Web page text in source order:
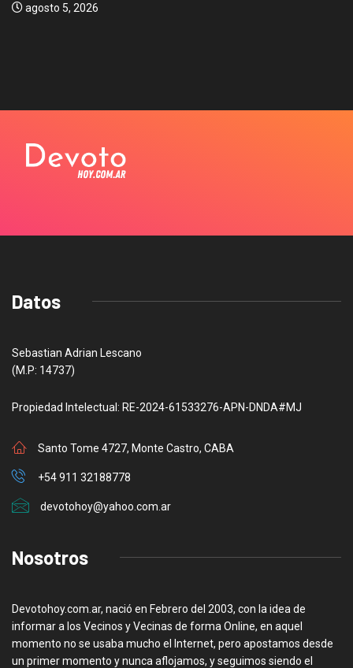
agosto 5, 2026
Datos
Sebastian Adrian Lescano
(M.P: 14737)
Propiedad Intelectual: RE-2024-61533276-APN-DNDA#MJ
Santo Tome 4727, Monte Castro, CABA
+54 911 32188778
devotohoy@yahoo.com.ar
Nosotros
Devotohoy.com.ar, nació en Febrero del 2003, con la idea de
informar a los Vecinos y Vecinas de forma Online, en aquel
momento no se usaba mucho el Internet, pero apostamos desde
un primer momento y nunca aflojamos, y seguimos siendo el